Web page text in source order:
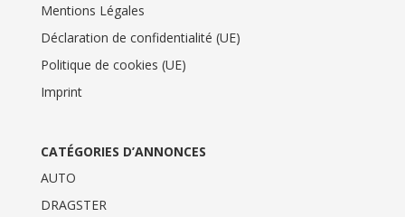
Mentions Légales
Déclaration de confidentialité (UE)
Politique de cookies (UE)
Imprint
CATÉGORIES D’ANNONCES
AUTO
DRAGSTER